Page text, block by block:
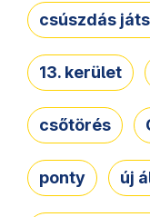
csúszdás
13. kerület
csőtörés
ponty új